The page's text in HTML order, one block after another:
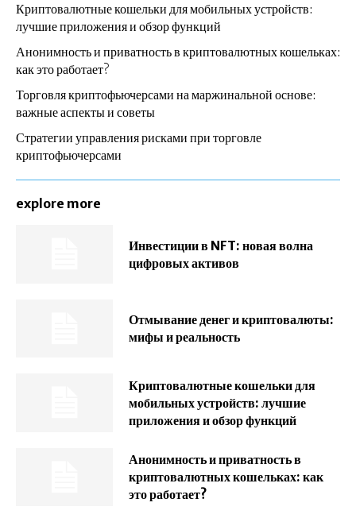
Криптовалютные кошельки для мобильных устройств:
лучшие приложения и обзор функций
Анонимность и приватность в криптовалютных кошельках:
как это работает?
Торговля криптофьючерсами на маржинальной основе:
важные аспекты и советы
Стратегии управления рисками при торговле
криптофьючерсами
explore more
Инвестиции в NFT: новая волна
цифровых активов
Отмывание денег и криптовалюты:
мифы и реальность
Криптовалютные кошельки для
мобильных устройств: лучшие
приложения и обзор функций
Анонимность и приватность в
криптовалютных кошельках: как
это работает?